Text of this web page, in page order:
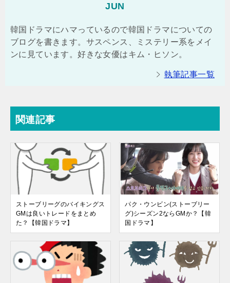
JUN
韓国ドラマにハマっているので韓国ドラマについての
ブログを書きます。サスペンス、ミステリー系をメイ
ンに見ています。好きな女優はキム・ヒソン。
執筆記事一覧
関連記事
ストーブリーグのバイキングス
GMは良いトレードをまとめ
た？【韓国ドラマ】
パク・ウンビン(ストーブリー
グ)シーズン2ならGMか？【韓
国ドラマ】